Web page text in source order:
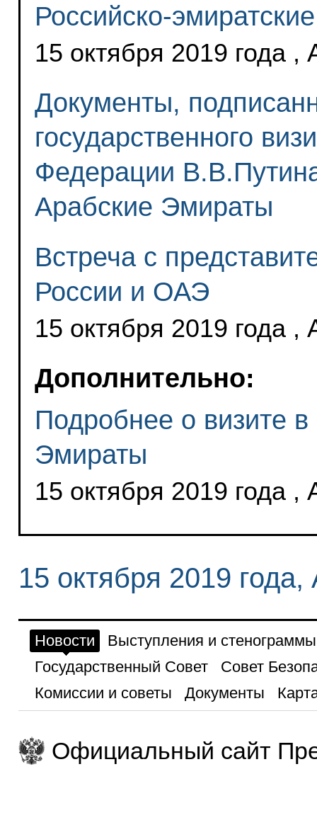
Российско-
15 октября 2019 года ,
Документы,
государственного
Федерации
Арабские Эмираты
Встреча с
России и ОАЭ
15 октября 2019 года ,
Дополнительно:
Подробнее о визите
Эмираты
15 октября 2019 года ,
15 октября 2019
Новости
Выступления и стенограммы
Государственный Совет
Совет
Комиссии и советы
Документы
Официальный сайт